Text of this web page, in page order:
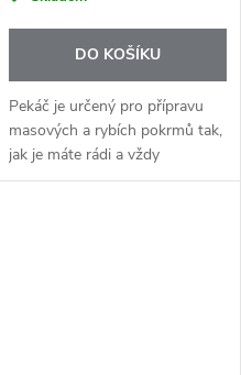
DO KOŠÍKU
Pekáč je určený pro přípravu
masových a rybích pokrmů tak,
jak je máte rádi a vždy
s úspěchem. Ke každému